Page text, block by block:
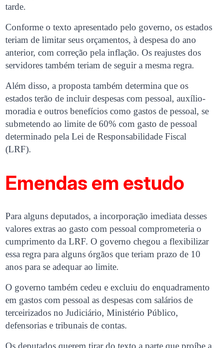
tarde.
Conforme o texto apresentado pelo governo, os estados
teriam de limitar seus orçamentos, à despesa do ano
anterior, com correção pela inflação. Os reajustes dos
servidores também teriam de seguir a mesma regra.
Além disso, a proposta também determina que os
estados terão de incluir despesas com pessoal, auxílio-
moradia e outros benefícios como gastos de pessoal, se
submetendo ao limite de 60% com gasto de pessoal
determinado pela Lei de Responsabilidade Fiscal
(LRF).
Emendas em estudo
Para alguns deputados, a incorporação imediata desses
valores extras ao gasto com pessoal comprometeria o
cumprimento da LRF. O governo chegou a flexibilizar
essa regra para alguns órgãos que teriam prazo de 10
anos para se adequar ao limite.
O governo também cedeu e excluiu do enquadramento
em gastos com pessoal as despesas com salários de
terceirizados no Judiciário, Ministério Público,
defensorias e tribunais de contas.
Os deputados querem tirar do texto a parte que proíbe a